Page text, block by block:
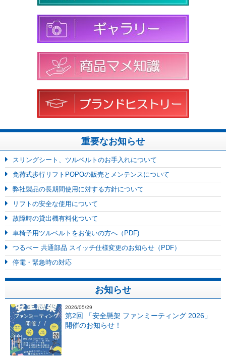
重要なお知らせ
スリングシート、ツルベルトのお手入れについて
免荷式歩行リフトPOPOの販売とメンテンスについて
弊社製品の長期間使用に対する方針について
リフトの安全な使用について
故障時の貸出機有料化ついて
車椅子用ツルベルトをお使いの方へ（PDF)
つるべー 共通部品 スイッチ仕様変更のお知らせ（PDF）
停電・緊急時の対応
お知らせ
2026/05/29
第2回 「安全懸架 ファンミーティング 2026」
開催のお知らせ！